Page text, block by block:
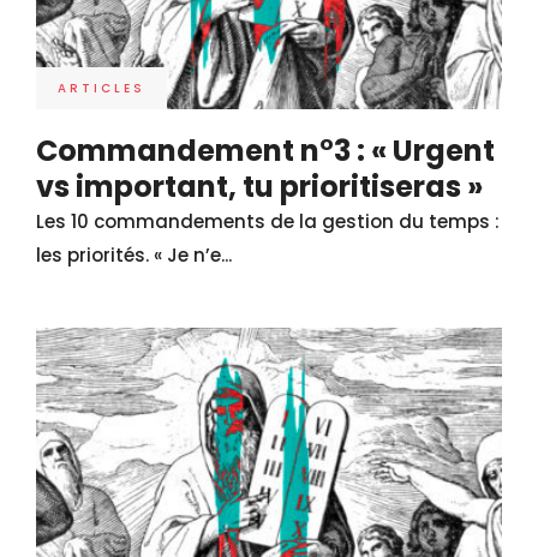
ARTICLES
Commandement n°3 : « Urgent
vs important, tu prioritiseras »
Les 10 commandements de la gestion du temps :
les priorités. « Je n’e...